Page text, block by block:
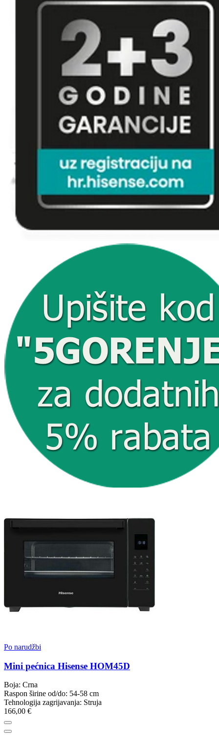
Po narudžbi
Mini pećnica Hisense HOM45D
Boja: Crna
Raspon širine od/do: 54-58 cm
Tehnologija zagrijavanja: Struja
166,00 €